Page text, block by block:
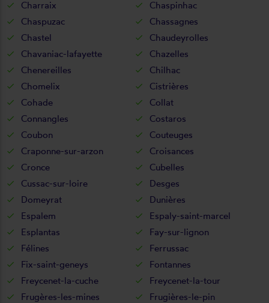
Charraix
Chaspinhac
Chaspuzac
Chassagnes
Chastel
Chaudeyrolles
Chavaniac-lafayette
Chazelles
Chenereilles
Chilhac
Chomelix
Cistrières
Cohade
Collat
Connangles
Costaros
Coubon
Couteuges
Craponne-sur-arzon
Croisances
Cronce
Cubelles
Cussac-sur-loire
Desges
Domeyrat
Dunières
Espalem
Espaly-saint-marcel
Esplantas
Fay-sur-lignon
Félines
Ferrussac
Fix-saint-geneys
Fontannes
Freycenet-la-cuche
Freycenet-la-tour
Frugères-les-mines
Frugières-le-pin